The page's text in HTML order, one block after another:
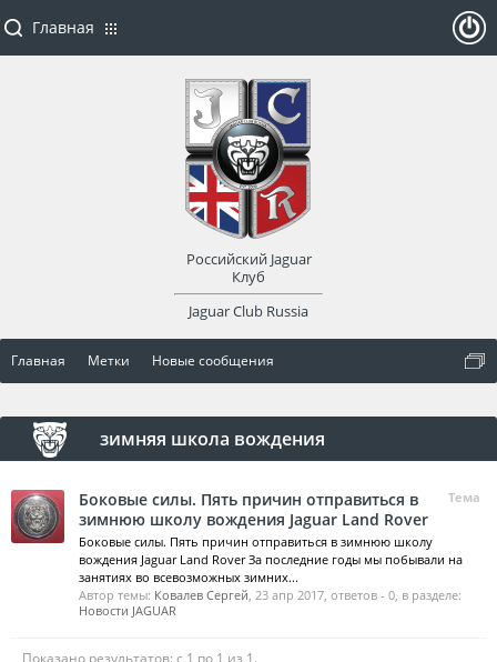
Главная Метки Новые сообщения
зимняя школа вождения
Тема
Боковые силы. Пять причин отправиться в
зимнюю школу вождения Jaguar Land Rover
Боковые силы. Пять причин отправиться в зимнюю школу
вождения Jaguar Land Rover За последние годы мы побывали на
занятиях во всевозможных зимних...
Автор темы: Ковалев Сергей, 23 апр 2017, ответов - 0, в разделе:
Новости JAGUAR
Показано результатов: с 1 по 1 из 1.
Главная
Российский Jaguar
Клуб
Jaguar Club Russia
оват